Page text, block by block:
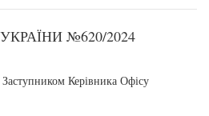
№620/2024
Керівника Офісу